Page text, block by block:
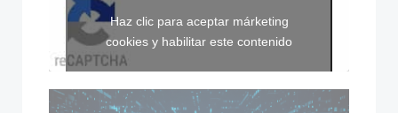
Haz clic para aceptar márketing
cookies y habilitar este contenido